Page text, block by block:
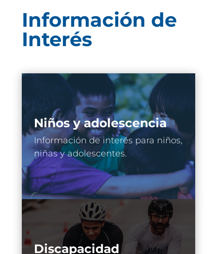
Información de
Interés
Niños y adolescencia
Información de interés para niños,
niñas y adolescentes.
Discapacidad